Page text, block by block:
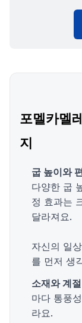
포멜카멜
지
굽 높이와
다양한 굽
정 효과는
달라져요.
자신의 일
를 먼저 생
소재와 계
마다 통풍
라요.